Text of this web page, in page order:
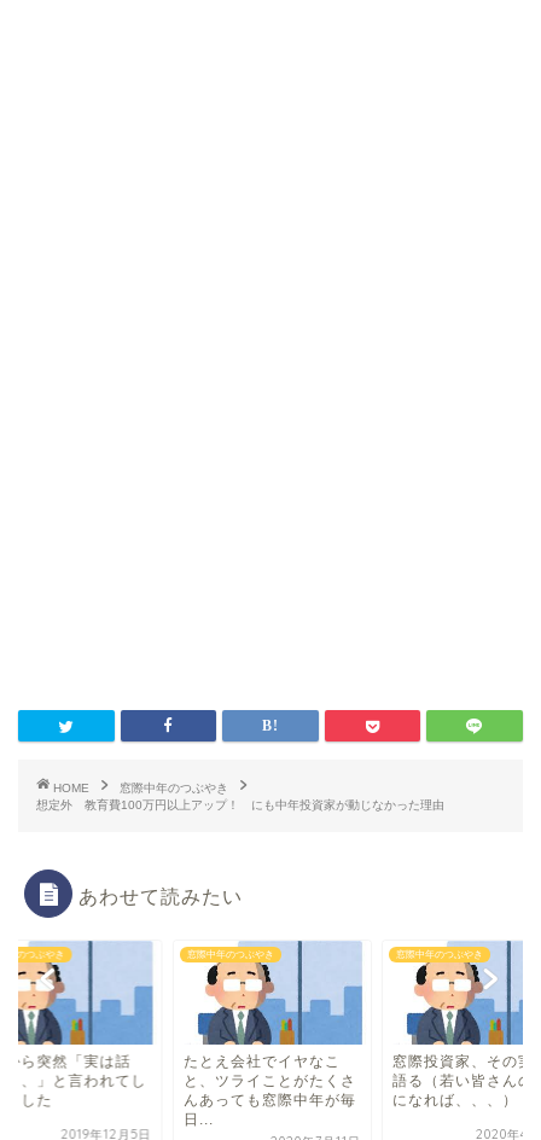
HOME
窓際中年のつぶやき
想定外 教育費100万円以上アップ！ にも中年投資家が動じなかった理由
あわせて読みたい
年のつぶやき
から突然「実は話
、、」と言われてし
ました
2019年12月5日
窓際中年のつぶやき
たとえ会社でイヤなこ
と、ツライことがたくさ
んあっても窓際中年が毎
日...
窓際中年のつぶやき
窓際投資家、その実
語る（若い皆さんの
になれば、、、）
2020年4